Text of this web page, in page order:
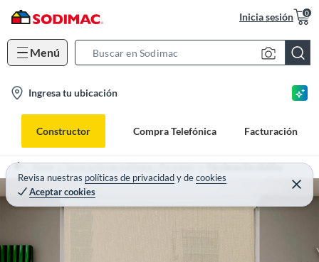
Inicia sesión 0
Menú
c
B
a
i
Ingresa tu ubicación
Constructor Compra Telefónica Facturación
Revisa nuestras políticas de privacidadydecookies
Aceptar cookies
Home Decoración para el hogar - Persianas Persianas Enrollables